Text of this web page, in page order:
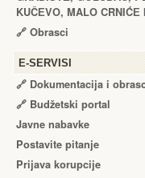
KUČЕVO, MALO CRNIĆЕ
🔗 Obrasci
Е-SERVISI
🔗 Dokumentacija i
🔗 Budžetski portal
Javne nabavke
Postavite pitanje
Prijava korupcije